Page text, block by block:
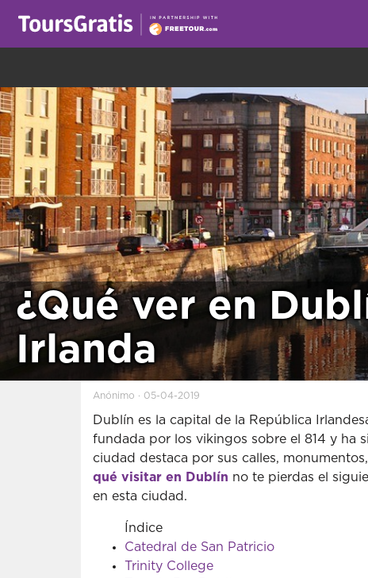
¿Qué ver en
Irlanda
Anónimo · 05-04-2019
Dublín es la capital de la República
fundada por los vikingos sobre el 814 y ha
ciudad destaca por sus calles,
qué visitar en Dublín no te pierdas el
en esta ciudad.
Índice
Catedral de San Patricio
Trinity College
¡Este es otro mensaje sobre las cookies! Todo el